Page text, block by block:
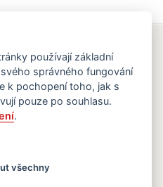
používají základní
správného fungování
k pochopení toho, jak s
pouze po souhlasu.
.
všechny